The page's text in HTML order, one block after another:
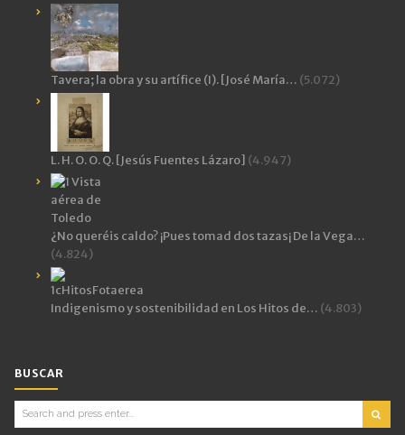
Tavera; la obra y su artífice (I). [José María… (5.072)
L. H. O. O. Q. [Jesús Fuentes Lázaro] (4.947)
¿No queréis caldo? ¡Pues tomad dos tazas¡ De la Vega…
(4.824)
Indigenismo y sostenibilidad en Los Hitos de… (4.803)
BUSCAR
Search
for: